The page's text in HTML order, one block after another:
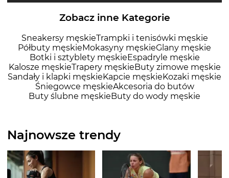
Zobacz inne Kategorie
Sneakersy męskieTrampki i tenisówki męskie
Półbuty męskie Mokasyny męskieGlany męskie
Botki i sztyblety męskie Espadryle męskie
Kalosze męskieTrapery męskie Buty zimowe męskie
Sandały i klapki męskie Kapcie męskie Kozaki męskie
Śniegowce męskieAkcesoria do butów
Buty ślubne męskie Buty do wody męskie
Najnowsze trendy